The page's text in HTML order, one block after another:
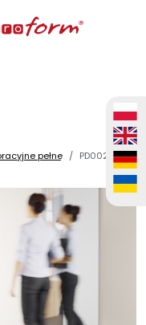
pełne PD0025